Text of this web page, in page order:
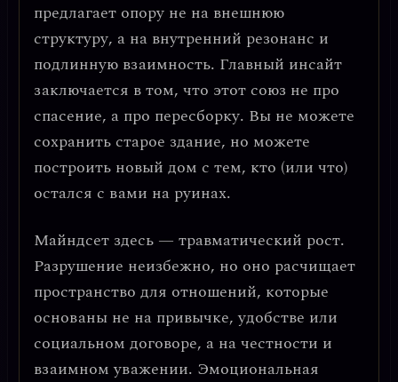
предлагает опору не на внешнюю
структуру, а на внутренний резонанс и
подлинную взаимность. Главный инсайт
заключается в том, что этот союз не про
спасение, а про пересборку. Вы не можете
сохранить старое здание, но можете
построить новый дом с тем, кто (или что)
остался с вами на руинах.
Майндсет здесь — травматический рост.
Разрушение неизбежно, но оно расчищает
пространство для отношений, которые
основаны не на привычке, удобстве или
социальном договоре, а на честности и
взаимном уважении. Эмоциональная